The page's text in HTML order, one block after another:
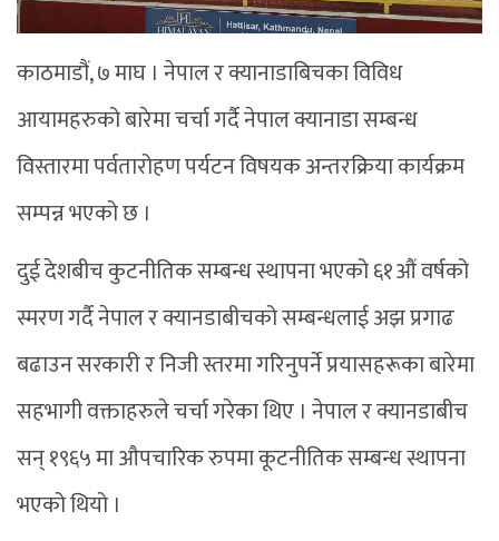
काठमाडौं, ७ माघ । नेपाल र क्यानाडाबिचका विविध
आयामहरुको बारेमा चर्चा गर्दै नेपाल क्यानाडा सम्बन्ध
विस्तारमा पर्वतारोहण पर्यटन विषयक अन्तरक्रिया कार्यक्रम
सम्पन्न भएको छ ।
दुई देशबीच कुटनीतिक सम्बन्ध स्थापना भएको ६१औं वर्षको
स्मरण गर्दै नेपाल र क्यानडाबीचको सम्बन्धलाई अझ प्रगाढ
बढाउन सरकारी र निजी स्तरमा गरिनुपर्ने प्रयासहरूका बारेमा
सहभागी वक्ताहरुले चर्चा गरेका थिए । नेपाल र क्यानडाबीच
सन् १९६५ मा औपचारिक रुपमा कूटनीतिक सम्बन्ध स्थापना
भएको थियो ।